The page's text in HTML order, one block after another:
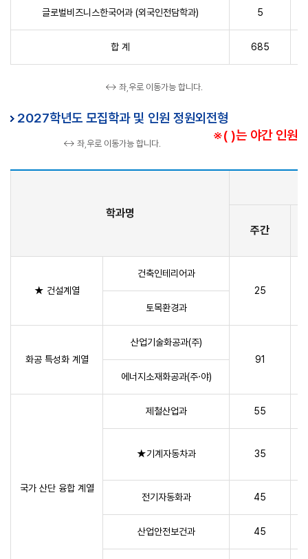
글로벌비즈니스한국어과 (외국인전담학과) 5
합 계 685
↔ 좌,우로 이동가능 합니다.
2027학년도 모집학과 및 인원 정원외전형
※( )는 야간 인원
↔ 좌,우로 이동가능 합니다.
학과명
주간
★ 건설계열
건축인테리어과
25
토목환경과
화공 특성화 계열
산업기술화공과(주)
91
에너지소재화공과(주·야)
국가 산단 융합 계열
제철산업과 55
★기계자동차과 35
전기자동화과 45
산업안전보건과 45